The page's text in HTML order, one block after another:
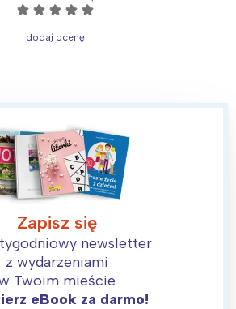
☆ ☆ ☆ ☆ ☆
dodaj ocenę
Zapisz się
newsletter
z wydarzeniami
Twoim mieście
eBook za darmo!